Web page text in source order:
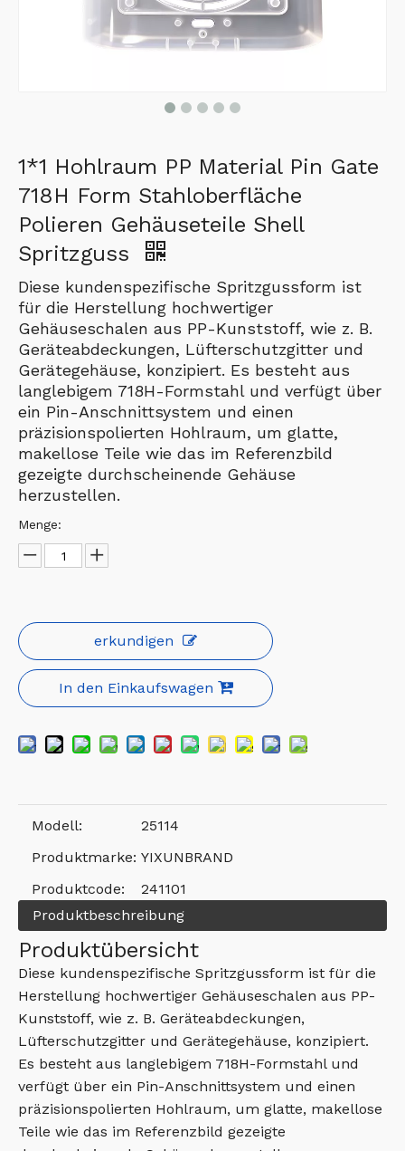
1*1 Hohlraum PP Material Pin Gate
718H Form Stahloberfläche
Polieren Gehäuseteile Shell
Spritzguss
Diese kundenspezifische Spritzgussform ist
für die Herstellung hochwertiger
Gehäuseschalen aus PP-Kunststoff, wie z. B.
Geräteabdeckungen, Lüfterschutzgitter und
Gerätegehäuse, konzipiert. Es besteht aus
langlebigem 718H-Formstahl und verfügt über
ein Pin-Anschnittsystem und einen
präzisionspolierten Hohlraum, um glatte,
makellose Teile wie das im Referenzbild
gezeigte durchscheinende Gehäuse
herzustellen.
Menge:
erkundigen
In den Einkaufswagen
Modell:
25114
Produktmarke: YIXUNBRAND
Produktcode:
241101
Produktbeschreibung
Produktübersicht
Diese kundenspezifische Spritzgussform ist für die
Herstellung hochwertiger Gehäuseschalen aus PP-
Kunststoff, wie z. B. Geräteabdeckungen,
Lüfterschutzgitter und Gerätegehäuse, konzipiert.
Es besteht aus langlebigem 718H-Formstahl und
verfügt über ein Pin-Anschnittsystem und einen
präzisionspolierten Hohlraum, um glatte, makellose
Teile wie das im Referenzbild gezeigte